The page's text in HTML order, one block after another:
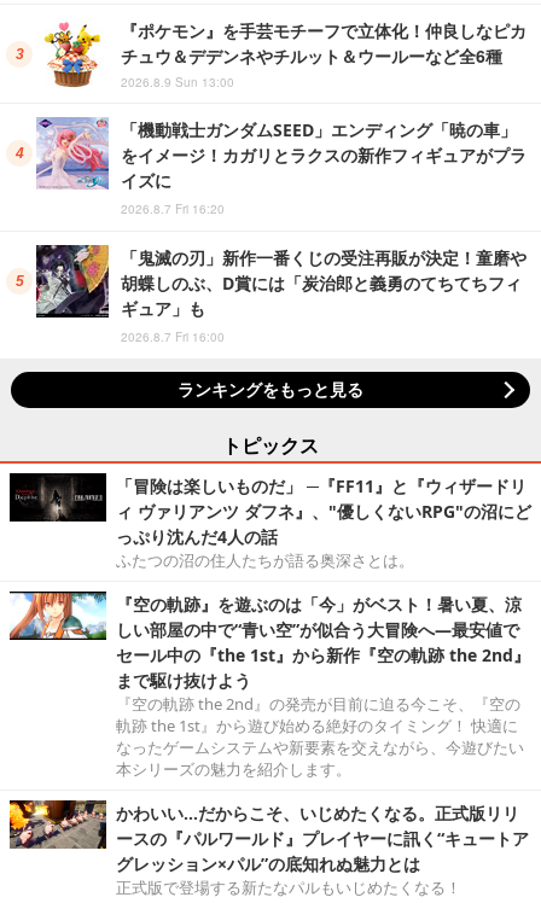
『ポケモン』を手芸モチーフで立体化！仲良しなピカ
チュウ＆デデンネやチルット＆ウールーなど全6種
2026.8.9 Sun 13:00
「機動戦士ガンダムSEED」エンディング「暁の車」
をイメージ！カガリとラクスの新作フィギュアがプラ
イズに
2026.8.7 Fri 16:20
「鬼滅の刃」新作一番くじの受注再販が決定！童磨や
胡蝶しのぶ、D賞には「炭治郎と義勇のてちてちフィ
ギュア」も
2026.8.7 Fri 16:00
ランキングをもっと見る
トピックス
「冒険は楽しいものだ」 ─『FF11』と『ウィザードリ
ィ ヴァリアンツ ダフネ』、"優しくないRPG"の沼にど
っぷり沈んだ4人の話
ふたつの沼の住人たちが語る奥深さとは。
『空の軌跡』を遊ぶのは「今」がベスト！暑い夏、涼
しい部屋の中で“青い空”が似合う大冒険へ―最安値で
セール中の『the 1st』から新作『空の軌跡 the 2nd』
まで駆け抜けよう
『空の軌跡 the 2nd』の発売が目前に迫る今こそ、『空の
軌跡 the 1st』から遊び始める絶好のタイミング！ 快適に
なったゲームシステムや新要素を交えながら、今遊びたい
本シリーズの魅力を紹介します。
かわいい…だからこそ、いじめたくなる。正式版リリ
ースの『パルワールド』プレイヤーに訊く“キュートア
グレッション×パル”の底知れぬ魅力とは
正式版で登場する新たなパルもいじめたくなる！